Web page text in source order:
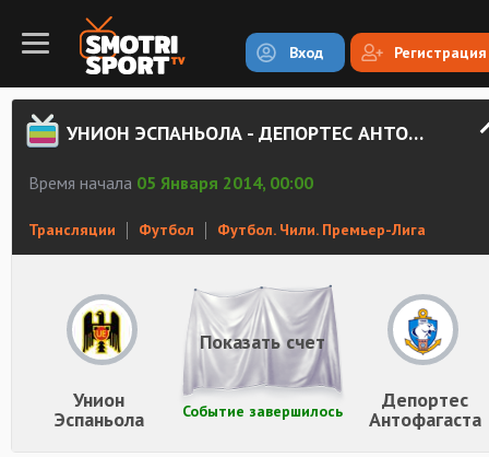
Вход Регистрация
УНИОН ЭСПАНЬОЛА - ДЕПОРТЕС АНТОФАГАСТА СМОТРЕТЬ ОНЛАЙН
Время начала 05 Января 2014, 00:00
Трансляции Футбол Футбол. Чили. Премьер-Лига
Унион
Эспаньола
Депортес
Антофагаста
Событие завершилось
Показать счет